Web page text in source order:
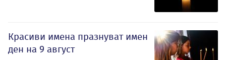
Красиви имена празнуват имен
ден на 9 август